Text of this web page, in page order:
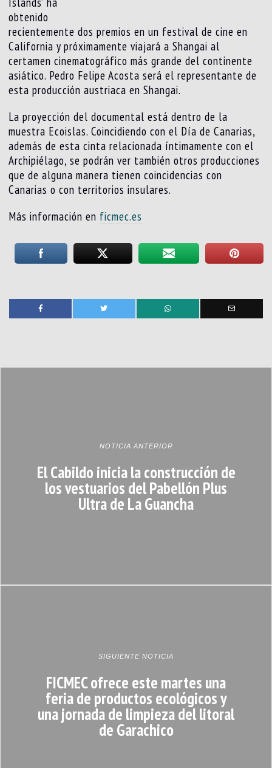
obtenido
recientemente dos premios en un festival de cine en
California y próximamente viajará a Shangai al
certamen cinematográfico más grande del continente
asiático. Pedro Felipe Acosta será el representante de
esta producción austriaca en Shangai.
La proyección del documental está dentro de la
muestra Ecoislas. Coincidiendo con el Día de Canarias,
además de esta cinta relacionada íntimamente con el
Archipiélago, se podrán ver también otros producciones
que de alguna manera tienen coincidencias con
Canarias o con territorios insulares.
Más información en ficmec.es
NOTICIA ANTERIOR
El Cabildo inicia la construcción de
los vestuarios del Pabellón Plus
Ultra de La Guancha
SIGUIENTE NOTICIA
FICMEC ofrece este martes una
feria de productos ecológicos y
una jornada de limpieza del litoral
de Garachico